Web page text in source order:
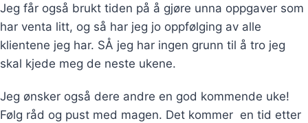
Jeg får også brukt tiden på å gjøre unna oppgaver som
har venta litt, og så har jeg jo oppfølging av alle
klientene jeg har. SÅ jeg har ingen grunn til å tro jeg
skal kjede meg de neste ukene.
Jeg ønsker også dere andre en god kommende uke!
Følg råd og pust med magen. Det kommer en tid etter